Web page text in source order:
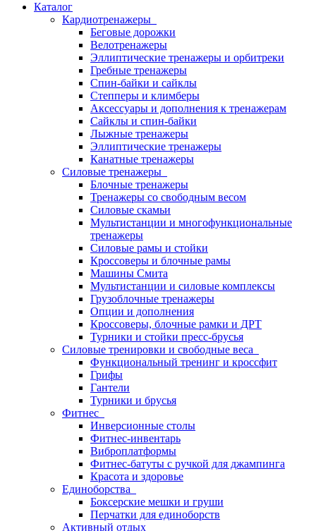
Каталог
Кардиотренажеры
Беговые дорожки
Велотренажеры
Эллиптические тренажеры и орбитреки
Гребные тренажеры
Спин-байки и сайклы
Степперы и климберы
Аксессуары и дополнения к тренажерам
Сайклы и спин-байки
Лыжные тренажеры
Эллиптические тренажеры
Канатные тренажеры
Силовые тренажеры
Блочные тренажеры
Тренажеры со свободным весом
Силовые скамьи
Мультистанции и многофункциональные
тренажеры
Силовые рамы и стойки
Кроссоверы и блочные рамы
Машины Смита
Мультистанции и силовые комплексы
Грузоблочные тренажеры
Опции и дополнения
Кроссоверы, блочные рамки и ДРТ
Турники и стойки пресс-брусья
Силовые тренировки и свободные веса
Функциональный тренинг и кроссфит
Грифы
Гантели
Турники и брусья
Фитнес
Инверсионные столы
Фитнес-инвентарь
Виброплатформы
Фитнес-батуты с ручкой для джампинга
Красота и здоровье
Единоборства
Боксерские мешки и груши
Перчатки для единоборств
Активный отдых